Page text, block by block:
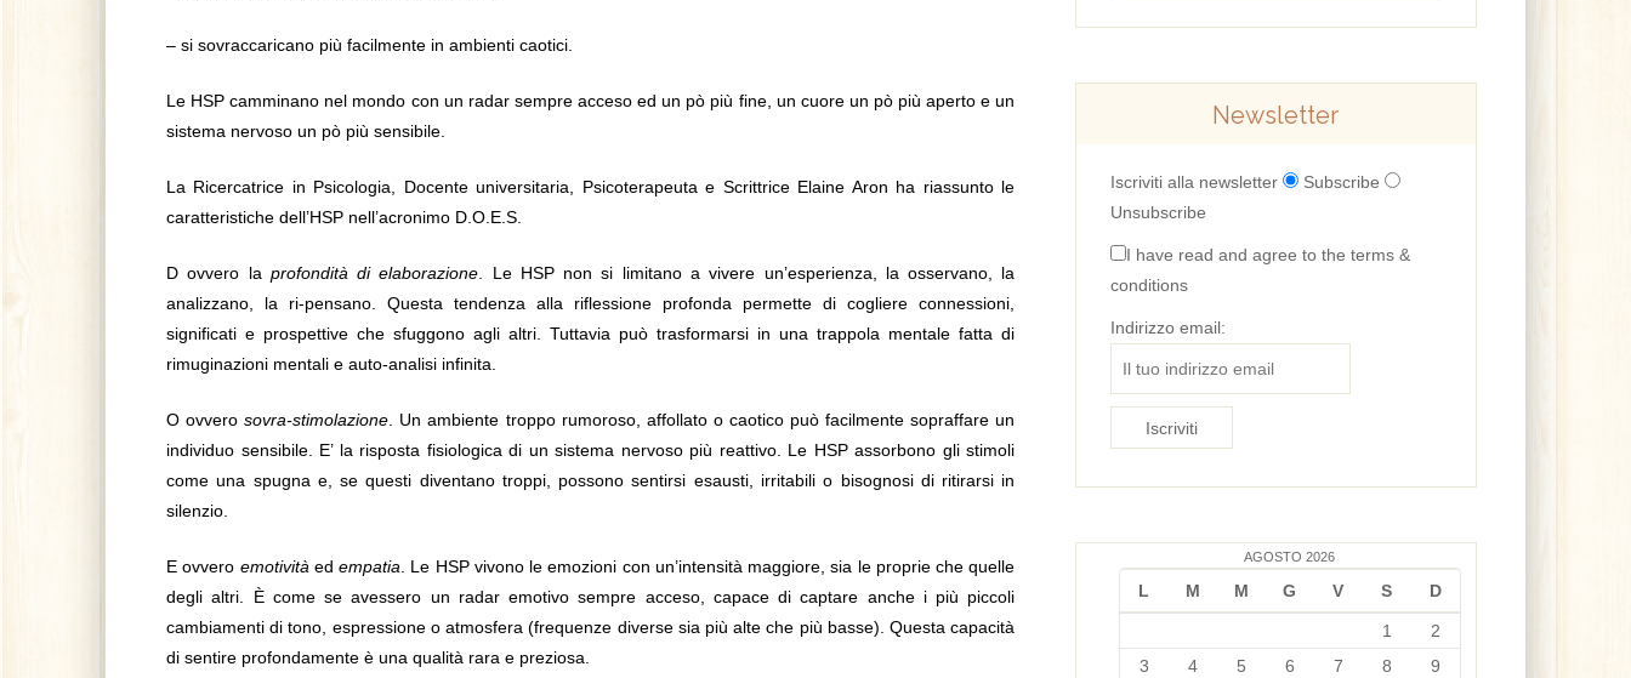
– si sovraccaricano più facilmente in ambienti caotici.
Le HSP camminano nel mondo con un radar sempre acceso ed un pò più fine, un cuore un pò più aperto e un
sistema nervoso un pò più sensibile.
La Ricercatrice in Psicologia, Docente universitaria, Psicoterapeuta e Scrittrice Elaine Aron ha riassunto le
caratteristiche dell’HSP nell’acronimo D.O.E.S.
D ovvero la profondità di elaborazione . Le HSP non si limitano a vivere un’esperienza, la osservano, la
analizzano, la ri-pensano. Questa tendenza alla riflessione profonda permette di cogliere connessioni,
significati e prospettive che sfuggono agli altri. Tuttavia può trasformarsi in una trappola mentale fatta di
rimuginazioni mentali e auto-analisi infinita.
O ovverosovra-stimolazione . Un ambiente troppo rumoroso, affollato o caotico può facilmente sopraffare un
individuo sensibile. E’ la risposta fisiologica di un sistema nervoso più reattivo. Le HSP assorbono gli stimoli
come una spugna e, se questi diventano troppi, possono sentirsi esausti, irritabili o bisognosi di ritirarsi in
silenzio.
E ovvero emotività edempatia . Le HSP vivono le emozioni con un’intensità maggiore, sia le proprie che quelle
degli altri. È come se avessero un radar emotivo sempre acceso, capace di captare anche i più piccoli
cambiamenti di tono, espressione o atmosfera (frequenze diverse sia più alte che più basse). Questa capacità
di sentire profondamente è una qualità rara e preziosa.
Newsletter
Iscriviti alla newsletter
Subscribe
Unsubscribe
I have read and agree to the terms &
conditions
Indirizzo email:
AGOSTO 2026
L M M G V S D
1
2
3
4 5 6 7 8
9